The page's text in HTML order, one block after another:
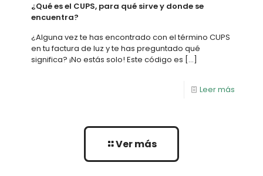
¿Qué es el CUPS, para qué sirve y donde se
encuentra?
¿Alguna vez te has encontrado con el término CUPS
en tu factura de luz y te has preguntado qué
significa? ¡No estás solo! Este código es […]
Leer más
Ver más